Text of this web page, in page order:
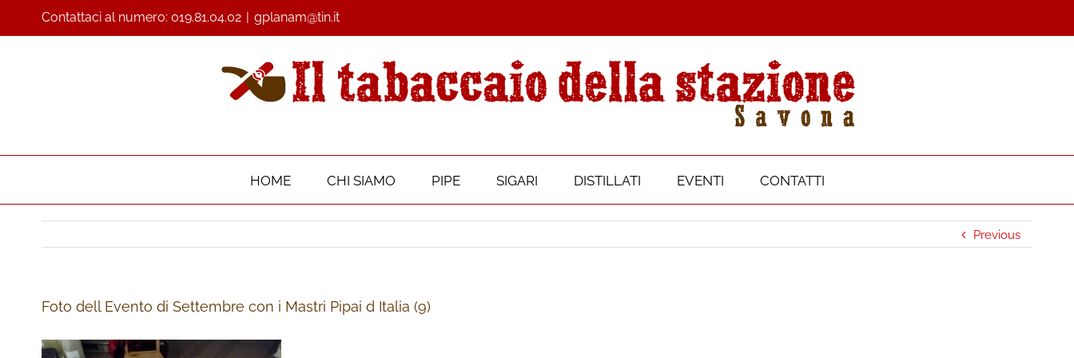
Contattaci al numero: 019.81.04.02 | gplanam@tin.it
HOME CHI SIAMO PIPE SIGARI DISTILLATI EVENTI CONTATTI
Previous
Foto dell Evento di Settembre con i Mastri Pipai d Italia (9)